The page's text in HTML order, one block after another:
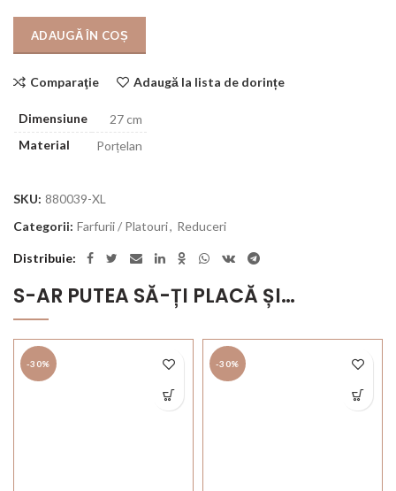
ADAUGĂ ÎN COȘ
Comparaţie Adaugă la lista de dorințe
Dimensiune
27 cm
Material
Porțelan
SKU: 880039-XL
Categorii: Farfurii / Platouri, Reduceri
Distribuie
S-AR PUTEA SĂ-ȚI PLACĂ ȘI…
-30% -30%